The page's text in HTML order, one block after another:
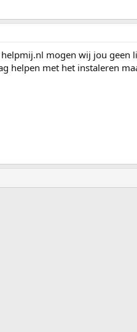
mogen wij jou geen
helpen met het instaleren